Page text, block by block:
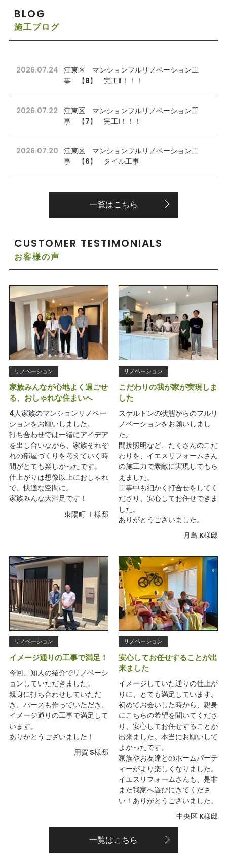
BLOG
施工ブログ
2026.07.24
江東区 マンションフルリノベーション工
事 【8】 完工Ⅱ！！！
2026.07.22
江東区 マンションフルリノベーション工
事 【7】 完工Ⅰ！！！
2026.07.20
江東区 マンションフルリノベーション工
事 【6】 タイル工事
一覧はこちら
CUSTOMER TESTIMONIALS
お客様の声
リノベーション
家族みんなが心地よく過ごせ
る、おしゃれな住まいへ
4人家族のマンションリノベー
ションをお願いしました。
打ち合わせでは一緒にアイデア
を出し合いながら、家族それぞ
れの部屋づくりを考えていく時
間がとても楽しかったです。
仕上がりは想像以上におしゃれ
で、快適な空間に。
家族みんな大満足です！
東陽町 Ｉ様邸
リノベーション
こだわりの我が家が実現しま
した
スケルトンの状態からのフルリ
ノベーションをお願いしまし
た。
間接照明など、たくさんのこだ
わりを、イエスリフォームさん
の施工力で素敵に実現してもら
えました。
工事中も細かく打合せをしてく
ださり、安心してお任せできま
した。
ありがとうございました。
月島 K様邸
リノベーション
イメージ通りの工事で満足！
今回、知人の紹介でリノベーシ
ョンしていただきました。
親身に打ち合わせしていただ
き、パースも作っていただき、
イメージ通りの工事で満足して
います。
ありがとうございました！
用賀 S様邸
リノベーション
安心してお任せすることが出
来ました
イメージしていた通りの仕上が
りに、とても満足しています。
初めてお会いした時から、親身
にこちらの希望を聞いてくださ
り、安心してお任せすることが
出来ました。本当にお願いして
よかったです。
家族やお友達とのホームパーテ
ィーがより楽しくなりました。
イエスリフォームさんも、是非
また我家へ遊びにきてくださ
い！ありがとうございました。
中央区 K様邸
一覧はこちら